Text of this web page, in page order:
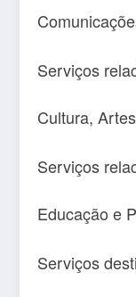
Serviços
Cultura,
Serviços
Educação e
Serviços